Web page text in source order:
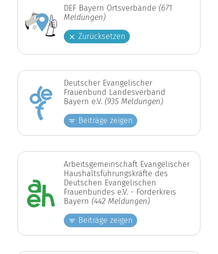
DEF Bayern Ortsverbände (671
Meldungen)
Zurücksetzen
Deutscher Evangelischer
Frauenbund Landesverband
Bayern e.V. (935 Meldungen)
Beiträge zeigen
Arbeitsgemeinschaft Evangelischer
Haushaltsführungskräfte des
Deutschen Evangelischen
Frauenbundes e.V. - Förderkreis
Bayern (442 Meldungen)
Beiträge zeigen